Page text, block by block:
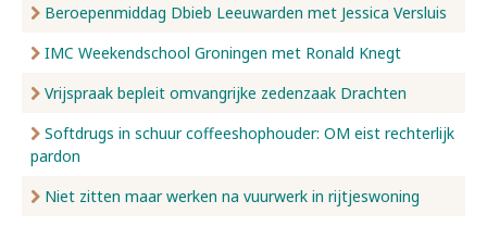
Beroepenmiddag Dbieb Leeuwarden met Jessica Versluis
IMC Weekendschool Groningen met Ronald Knegt
Vrijspraak bepleit omvangrijke zedenzaak Drachten
Softdrugs in schuur coffeeshophouder: OM eist rechterlijk
pardon
Niet zitten maar werken na vuurwerk in rijtjeswoning